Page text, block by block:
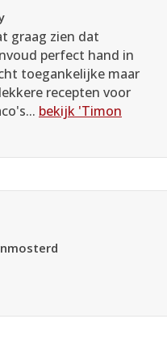
graag zien dat
perfect hand in
toegankelijke maar
recepten voor
bekijk 'Timon